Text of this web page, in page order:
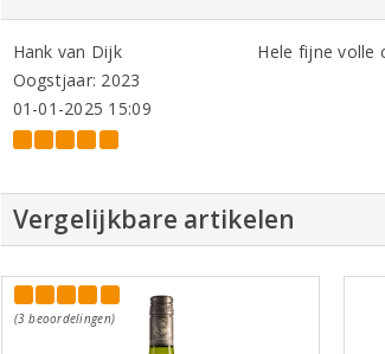
Hank van Dijk
Oogstjaar: 2023
01-01-2025 15:09
Hele fijne volle
Vergelijkbare artikelen
(3 beoordelingen)